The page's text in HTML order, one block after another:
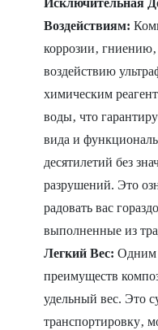
Исключительная
Воздействиям:
коррозии‚
воздействию
химическим
воды‚ что
вида и
десятилетий без
разрушений. Это
радовать вас
выполненные из
Легкий Вес: Одним
преимуществ
удельный вес. Это
транспортировку‚